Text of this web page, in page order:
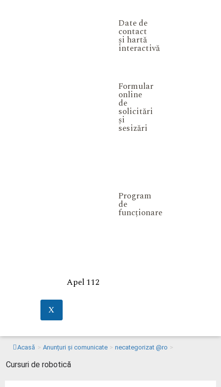
Date de
contact
și hartă
interactivă
Formular
online
de
solicitări
și
sesizări
Program
de
funcționare
Apel 112
X
Acasă > Anunțuri și comunicate > necategorizat @ro >
Cursuri de robotică